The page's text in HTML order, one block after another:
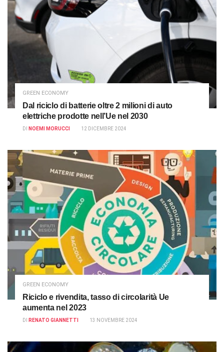
GREEN ECONOMY
Dal riciclo di batterie oltre 2 milioni di auto
elettriche prodotte nell’Ue nel 2030
DI NOEMI MORUCCI 12 DICEMBRE 2024
GREEN ECONOMY
Riciclo e rivendita, tasso di circolarità Ue
aumenta nel 2023
DI RENATO GIANNETTI 13 NOVEMBRE 2024